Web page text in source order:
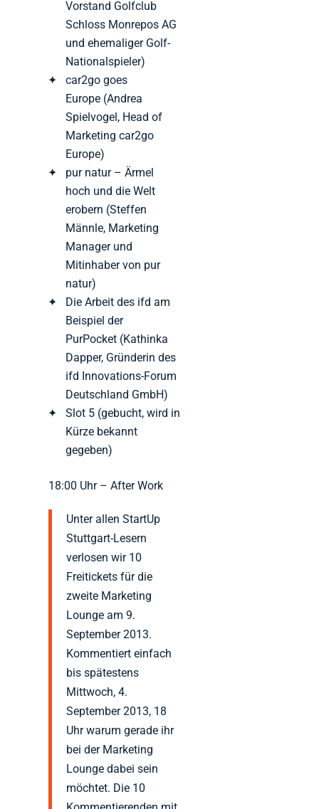
Vorstand Golfclub
Schloss Monrepos AG
und ehemaliger Golf-
Nationalspieler)
car2go goes
Europe (Andrea
Spielvogel, Head of
Marketing car2go
Europe)
pur natur – Ärmel
hoch und die Welt
erobern (Steffen
Männle, Marketing
Manager und
Mitinhaber von pur
natur)
Die Arbeit des ifd am
Beispiel der
PurPocket (Kathinka
Dapper, Gründerin des
ifd Innovations-Forum
Deutschland GmbH)
Slot 5 (gebucht, wird in
Kürze bekannt
gegeben)
18:00 Uhr – After Work
Unter allen StartUp
Stuttgart-Lesern
verlosen wir 10
Freitickets für die
zweite Marketing
Lounge am 9.
September 2013.
Kommentiert einfach
bis spätestens
Mittwoch, 4.
September 2013, 18
Uhr warum gerade ihr
bei der Marketing
Lounge dabei sein
möchtet. Die 10